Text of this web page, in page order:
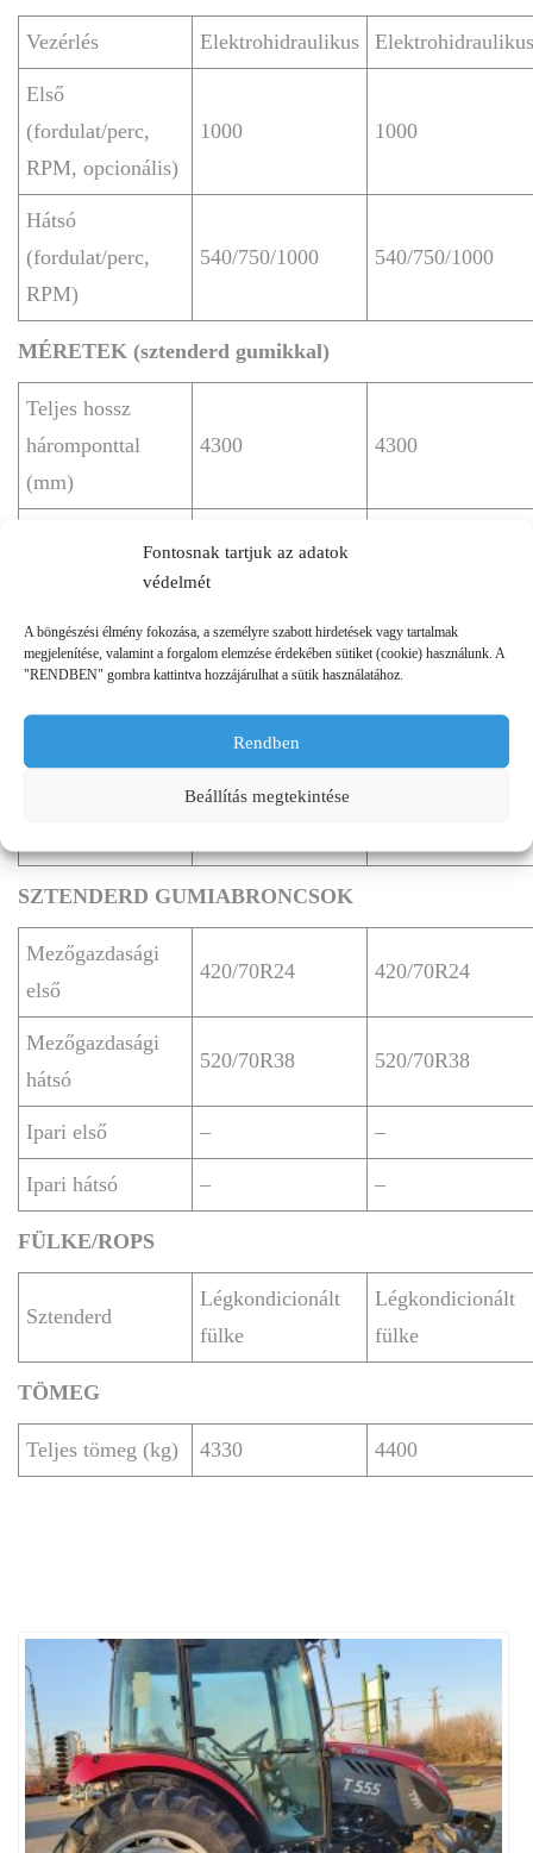
Fontosnak tartjuk az adatok
védelmét
A böngészési élmény fokozása, a személyre szabott hirdetések vagy tartalmak
megjelenítése, valamint a forgalom elemzése érdekében sütiket (cookie) használunk. A
"RENDBEN" gombra kattintva hozzájárulhat a sütik használatához.
Rendben
Beállítás megtekintése
Vezérlés Elektrohidraulikus Elektrohidraulikus
Első
(fordulat/perc,
RPM, opcionális)
1000 1000
Hátsó
(fordulat/perc,
RPM)
540/750/1000 540/750/1000
MÉRETEK (sztenderd gumikkal)
Teljes hossz
háromponttal
(mm)
4300 4300
2320
Tengelytáv (mm) 2530 2530
Bukókeret/ROPS
magassága (mm)
Legkisebb szabad
510
SZTENDERD GUMIABRONCSOK
Mezőgazdasági
első
420/70R24 420/70R24
Mezőgazdasági
hátsó
520/70R38 520/70R38
Ipari első – –
Ipari hátsó – –
FÜLKE/ROPS
Sztenderd
Légkondicionált
fülke
Légkondicionált
fülke
TÖMEG
Teljes tömeg (kg) 4330 4400